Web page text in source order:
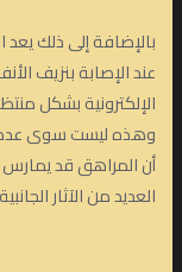
بالإضافة إلى ذلك يعد
عند الإصابة بنزيف
الإلكترونية بشكل
وهذه ليست سوى عدد
أن المراهق قد يمارس
العديد من الآثار